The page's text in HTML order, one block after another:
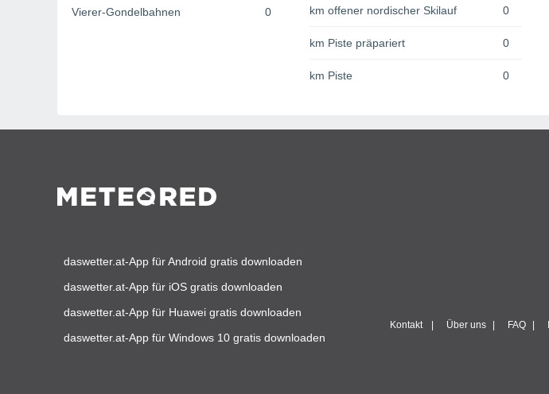
Vierer-Gondelbahnen 0 km offener nordischer Skilauf 0
km Piste präpariert 0
km Piste 0
daswetter.at-App für Android gratis downloaden
daswetter.at-App für iOS gratis downloaden
daswetter.at-App für Huawei gratis downloaden
daswetter.at-App für Windows 10 gratis downloaden
Kontakt Über uns FAQ